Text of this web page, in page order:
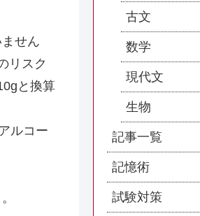
せん
リスク
と換算
ルコー
古文
数学
現代文
生物
記事一覧
記憶術
試験対策